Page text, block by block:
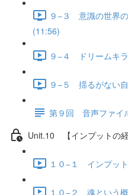
９−３ 意識の世界
(11:56)
９−４ ドリームキ
９−５ 揺るがない
第９回 音声ファイ
Unit.10 【インプットの経
１０−１ インプッ
１０−２ 魂という